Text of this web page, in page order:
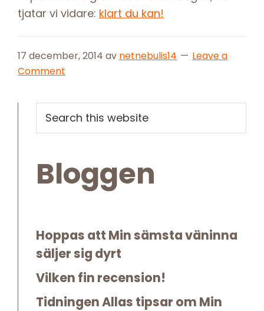
tjatar vi vidare: klart du kan!
17 december, 2014 av netnebulis14
Leave a
Comment
Primary
Sidebar
this
website
Bloggen
Hoppas att Min sämsta väninna
säljer sig dyrt
Vilken fin recension!
Tidningen Allas tipsar om Min